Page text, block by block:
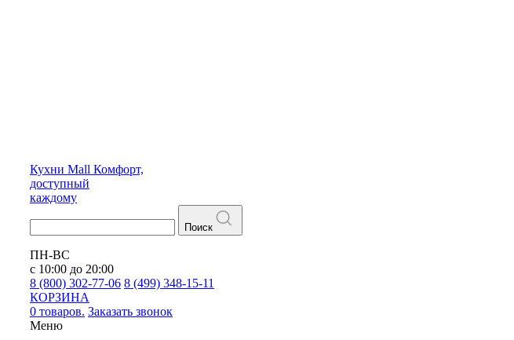
Кухни Mall Комфорт,
доступный
каждому
Поиск
ПН-ВС
с 10:00 до 20:00
8 (800) 302-77-06 8 (499) 348-15-11
КОРЗИНА
0 товаров. Заказать звонок
Меню